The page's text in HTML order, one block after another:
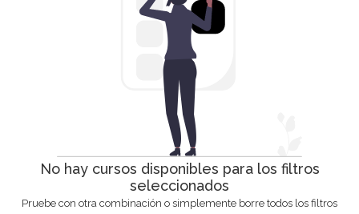
No hay cursos disponibles para los filtros
seleccionados
Pruebe con otra combinación o simplemente borre todos los filtros